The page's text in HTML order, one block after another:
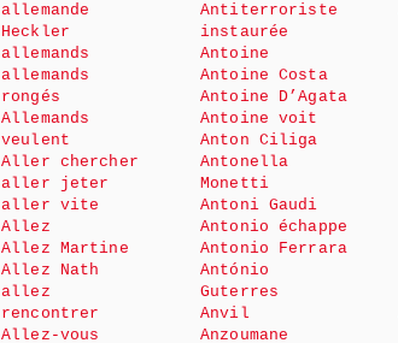
allemande
Heckler
allemands
allemands
rongés
Allemands
veulent
Aller chercher
aller jeter
aller vite
Allez
Allez Martine
Allez Nath
allez
rencontrer
Allez-vous
Antiterroriste
instaurée
Antoine
Antoine Costa
Antoine D’Agata
Antoine voit
Anton Ciliga
Antonella
Monetti
Antoni Gaudi
Antonio échappe
Antonio Ferrara
António
Guterres
Anvil
Anzoumane